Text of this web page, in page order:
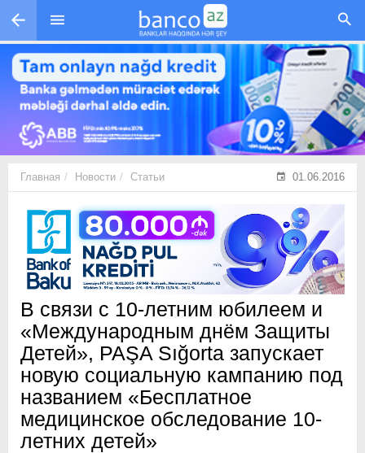
Перейти к основному содержанию
Главная Новости Статьи 01.06.2016
В связи с 10-летним юбилеем и
«Международным днём Защиты
Детей», PAŞA Sığorta запускает
новую социальную кампанию под
названием «Бесплатное
медицинское обследование 10-
летних детей»